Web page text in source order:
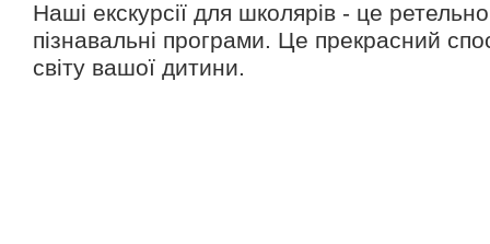
Наші екскурсії для школярів - це
пізнавальні програми. Це прекрасний
світу вашої дитини.